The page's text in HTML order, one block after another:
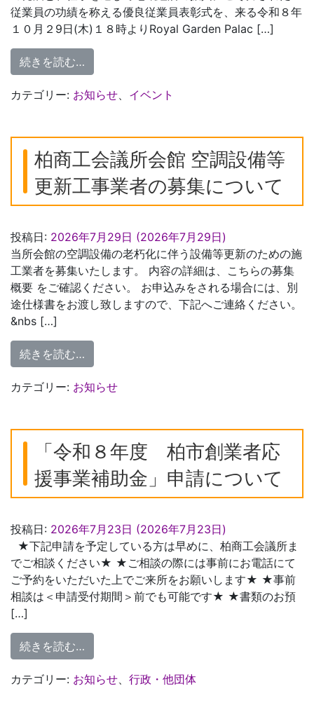
従業員の功績を称える優良従業員表彰式を、来る令和８年
１０月２9日(木)１８時よりRoyal Garden Palac […]
続きを読む…
カテゴリー: お知らせ イベント
柏商工会議所会館 空調設備等
更新工事業者の募集について
投稿日: 2026年7月29日 (2026年7月29日)
当所会館の空調設備の老朽化に伴う設備等更新のための施
工業者を募集いたします。 内容の詳細は、こちらの募集
概要 をご確認ください。 お申込みをされる場合には、別
途仕様書をお渡し致しますので、下記へご連絡ください。
&nbs […]
続きを読む…
カテゴリー: お知らせ
「令和８年度 柏市創業者応
援事業補助金」申請について
投稿日: 2026年7月23日 (2026年7月23日)
★下記申請を予定している方は早めに、柏商工会議所ま
でご相談ください★ ★ご相談の際には事前にお電話にて
ご予約をいただいた上でご来所をお願いします★ ★事前
相談は＜申請受付期間＞前でも可能です★ ★書類のお預
[…]
続きを読む…
カテゴリー: お知らせ、 行政・他団体